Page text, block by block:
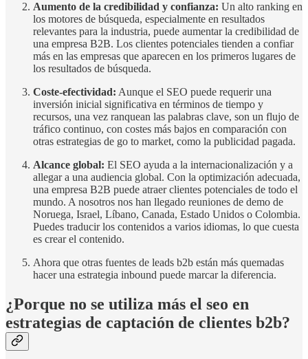
Aumento de la credibilidad y confianza: Un alto ranking en
los motores de búsqueda, especialmente en resultados
relevantes para la industria, puede aumentar la credibilidad de
una empresa B2B. Los clientes potenciales tienden a confiar
más en las empresas que aparecen en los primeros lugares de
los resultados de búsqueda.
Coste-efectividad: Aunque el SEO puede requerir una
inversión inicial significativa en términos de tiempo y
recursos, una vez ranquean las palabras clave, son un flujo de
tráfico continuo, con costes más bajos en comparación con
otras estrategias de go to market, como la publicidad pagada.
Alcance global: El SEO ayuda a la internacionalización y a
allegar a una audiencia global. Con la optimización adecuada,
una empresa B2B puede atraer clientes potenciales de todo el
mundo. A nosotros nos han llegado reuniones de demo de
Noruega, Israel, Líbano, Canada, Estado Unidos o Colombia.
Puedes traducir los contenidos a varios idiomas, lo que cuesta
es crear el contenido.
Ahora que otras fuentes de leads b2b están más quemadas
hacer una estrategia inbound puede marcar la diferencia.
¿Porque no se utiliza más el seo en
estrategias de captación de clientes b2b?